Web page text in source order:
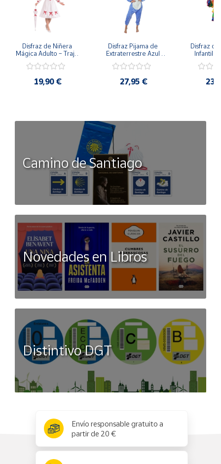
Disfraz de Niñera
Mágica Adulto – Traje
de Mary Poppins con
(3 Piezas)
19,90 €
Disfraz Pijama de
Extraterrestre Azul
Kigurumi de
27,95 €
Disfraz de
Infantil –
Camino de Santiago
Novedades en Libros
Distintivo DGT
Envío responsable gratuito a
partir de 20 €